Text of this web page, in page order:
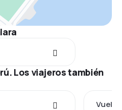
Los viajeros también